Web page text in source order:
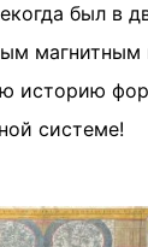
был в
магнитным
историю
системе!